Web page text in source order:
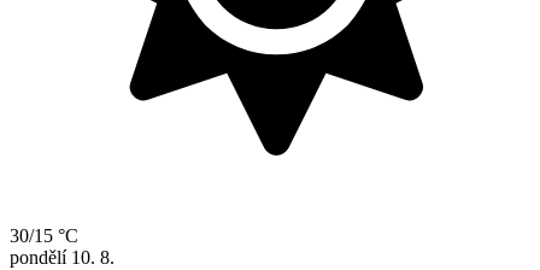
30/15 °C
pondělí 10. 8.